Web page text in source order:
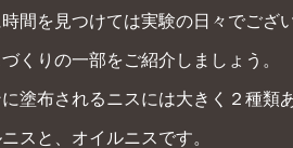
間を見つけては実験の日々でござい
くりの一部をご紹介しましょう。
塗布されるニスには大きく２種類あ
スと、オイルニスです。